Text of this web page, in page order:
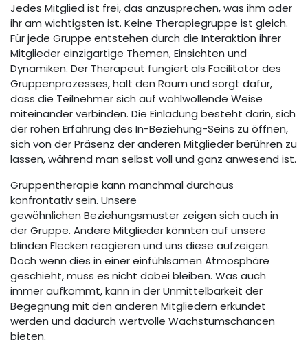
Jedes Mitglied ist frei, das anzusprechen, was ihm oder
ihr am wichtigsten ist. Keine Therapiegruppe ist gleich.
Für jede Gruppe entstehen durch die Interaktion ihrer
Mitglieder einzigartige Themen, Einsichten und
Dynamiken. Der Therapeut fungiert als Facilitator des
Gruppenprozesses, hält den Raum und sorgt dafür,
dass die Teilnehmer sich auf wohlwollende Weise
miteinander verbinden. Die Einladung besteht darin, sich
der rohen Erfahrung des In-Beziehung-Seins zu öffnen,
sich von der Präsenz der anderen Mitglieder berühren zu
lassen, während man selbst voll und ganz anwesend ist.
Gruppentherapie kann manchmal durchaus
konfrontativ sein. Unsere
gewöhnlichen Beziehungsmuster zeigen sich auch in
der Gruppe. Andere Mitglieder könnten auf unsere
blinden Flecken reagieren und uns diese aufzeigen.
Doch wenn dies in einer einfühlsamen Atmosphäre
geschieht, muss es nicht dabei bleiben. Was auch
immer aufkommt, kann in der Unmittelbarkeit der
Begegnung mit den anderen Mitgliedern erkundet
werden und dadurch wertvolle Wachstumschancen
bieten.